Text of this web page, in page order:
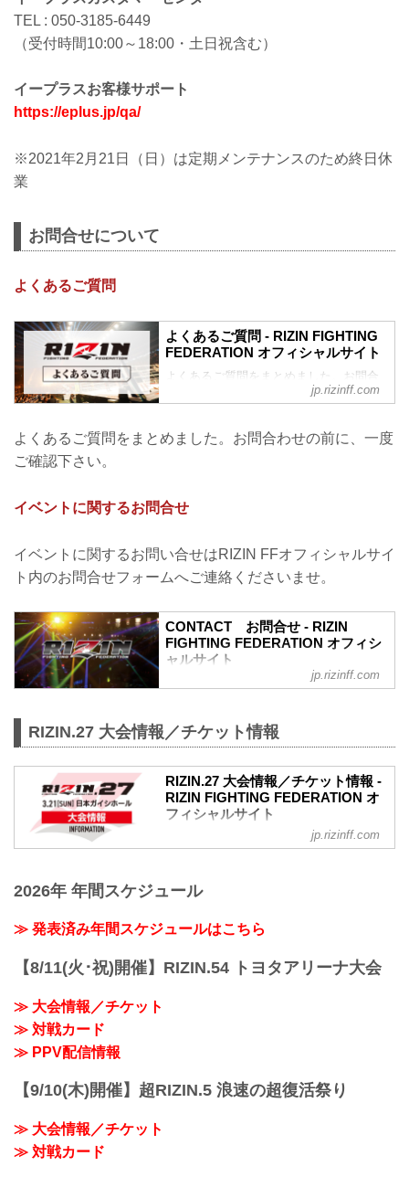
TEL : 050-3185-6449
（受付時間10:00～18:00・土日祝含む）
イープラスお客様サポート
https://eplus.jp/qa/
※2021年2月21日（日）は定期メンテナンスのため終日休
業
お問合せについて
よくあるご質問
よくあるご質問 - RIZIN FIGHTING
FEDERATION オフィシャルサイト
よくあるご質問をまとめました。お問合
わせの前に、一度ご確認下さい。
Q1. より良い席で観戦したいのですが、
どの先行でチケットを買うと一番良い席
→ ②オフィシャル系の先行（オフィシャ
ルサイト先行・番組・チラシ等 順不同）
順番となります。
※予約流れや演出の変更などで前後する
場合があります。
の順番には含まれていません。
※超強者会...
jp.rizinff.com
よくあるご質問をまとめました。お問合わせの前に、一度
ご確認下さい。
イベントに関するお問合せ
イベントに関するお問い合せはRIZIN FFオフィシャルサイ
ト内のお問合せフォームへご連絡くださいませ。
CONTACT お問合せ - RIZIN
FIGHTING FEDERATION オフィシ
ャルサイト
RIZIN FIGHTING FEDERATION オフィシ
「RIZIN FIGHTING FEDERATION」（ラ
ン）の情報・加盟団体について発信して
いきます。
jp.rizinff.com
RIZIN.27 大会情報／チケット情報
RIZIN.27 大会情報／チケット情報 -
RIZIN FIGHTING FEDERATION オ
フィシャルサイト
日時
／14:00開始（予定）
FFオフィシャルサイトにてご案内しま
す。
日本ガイシホール（名古屋市総合体育
jp.rizinff.com
2026年 年間スケジュール
≫ 発表済み年間スケジュールはこちら
【8/11(火･祝)開催】RIZIN.54 トヨタアリーナ大会
≫ 大会情報／チケット
≫ 対戦カード
≫ PPV配信情報
【9/10(木)開催】超RIZIN.5 浪速の超復活祭り
≫ 大会情報／チケット
≫ 対戦カード